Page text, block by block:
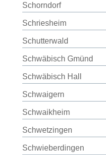
Schorndorf
Schriesheim
Schutterwald
Schwäbisch Gmünd
Schwäbisch Hall
Schwaigern
Schwaikheim
Schwetzingen
Schwieberdingen